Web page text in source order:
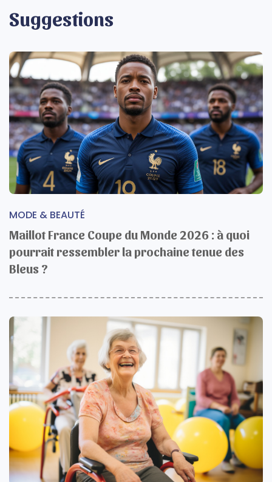
Suggestions
MODE & BEAUTÉ
Maillot France Coupe du Monde 2026 : à quoi
pourrait ressembler la prochaine tenue des
Bleus ?